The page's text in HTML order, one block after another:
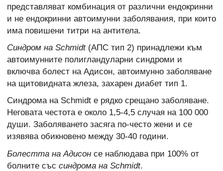
представляват комбинация от различни ендокринни
и не ендокринни автоимунни заболявания, при които
има повишени титри на антитела.
Синдром на Schmidt (АПС тип 2) принадлежи към
автоимунните полигландуларни синдроми и
включва болест на Адисон, автоимунно заболяване
на щитовидната жлеза, захарен диабет тип 1.
Синдрома на Schmidt е рядко срещано заболяване.
Неговата честота е около 1,5-4,5 случая на 100 000
души. Заболяването засяга по-често жени и се
изявява обикновено между 30-40 години.
Болестта на Адисон се наблюдава при 100% от
болните със синдрома на Schmidt.